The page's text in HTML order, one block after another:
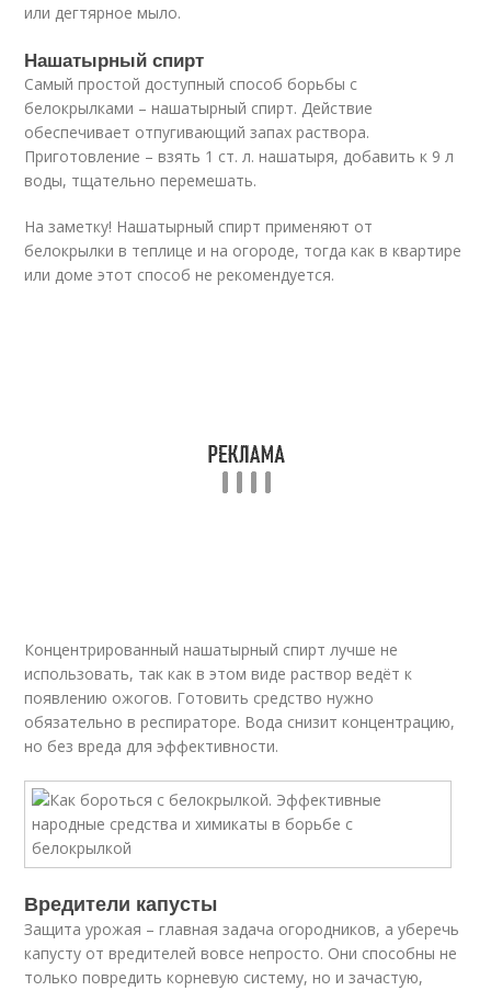
или дегтярное мыло.
Нашатырный спирт
Самый простой доступный способ борьбы с
белокрылками – нашатырный спирт. Действие
обеспечивает отпугивающий запах раствора.
Приготовление – взять 1 ст. л. нашатыря, добавить к 9 л
воды, тщательно перемешать.
На заметку! Нашатырный спирт применяют от
белокрылки в теплице и на огороде, тогда как в квартире
или доме этот способ не рекомендуется.
Концентрированный нашатырный спирт лучше не
использовать, так как в этом виде раствор ведёт к
появлению ожогов. Готовить средство нужно
обязательно в респираторе. Вода снизит концентрацию,
но без вреда для эффективности.
Вредители капусты
Защита урожая – главная задача огородников, а уберечь
капусту от вредителей вовсе непросто. Они способны не
только повредить корневую систему, но и зачастую,